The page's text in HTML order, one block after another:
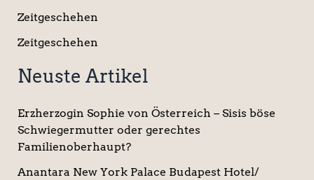
Zeitgeschehen
Zeitgeschehen
Neuste Artikel
Erzherzogin Sophie von Österreich – Sisis böse
Schwiegermutter oder gerechtes
Familienoberhaupt?
Anantara New York Palace Budapest Hotel/